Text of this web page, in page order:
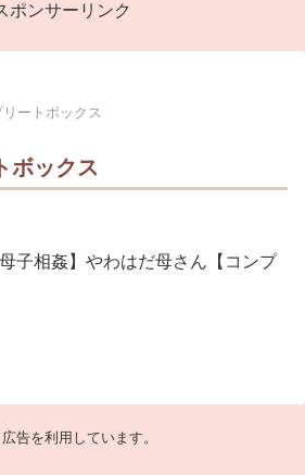
ポンサーリンク
リートボックス
ボックス
子相姦】やわはだ母さん【コンプ
告を利用しています。